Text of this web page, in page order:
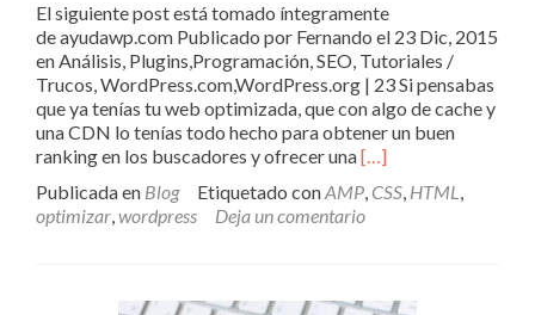
El siguiente post está tomado íntegramente
de ayudawp.com Publicado por Fernando el 23 Dic, 2015
en Análisis, Plugins,Programación, SEO, Tutoriales /
Trucos, WordPress.com,WordPress.org | 23 Si pensabas
que ya tenías tu web optimizada, que con algo de cache y
una CDN lo tenías todo hecho para obtener un buen
ranking en los buscadores y ofrecer unaLeer
HTML,
WordPress
futuro
[…]
Publicada en Blog Etiquetado conAMP, CSS, HTML,
optimizar,wordpress Deja un comentario